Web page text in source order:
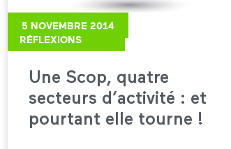
RÉFLEXIONS
Une Scop, quatre
secteurs d’activité : et
pourtant elle tourne !
5 NOVEMBRE 2014